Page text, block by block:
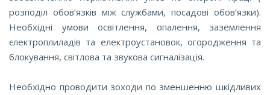
розподіл обов’язків між службами, посадові обов’язки).
Необхідні умови освітлення, опалення, заземлення
єлектроплиладів та електроустановок, огородження та
блокування, світлова та звукова сигналізація.
Необхідно проводити зоходи по зменшенню шкідливих